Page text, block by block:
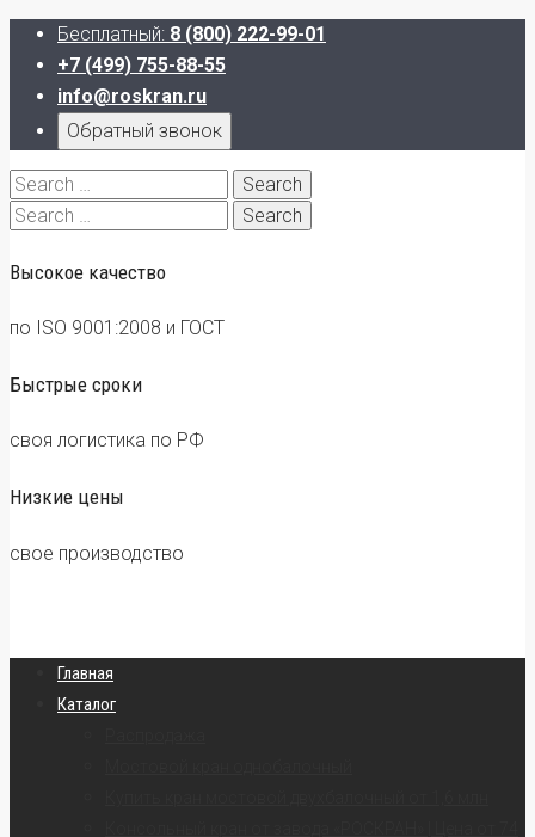
Бесплатный: 8 (800) 222-99-01
+7 (499) 755-88-55
info@roskran.ru
Обратный звонок
Search
for:
Search
Высокое качество
по ISO 9001:2008 и ГОСТ
Быстрые сроки
своя логистика по РФ
Низкие цены
свое производство
Главная
Каталог